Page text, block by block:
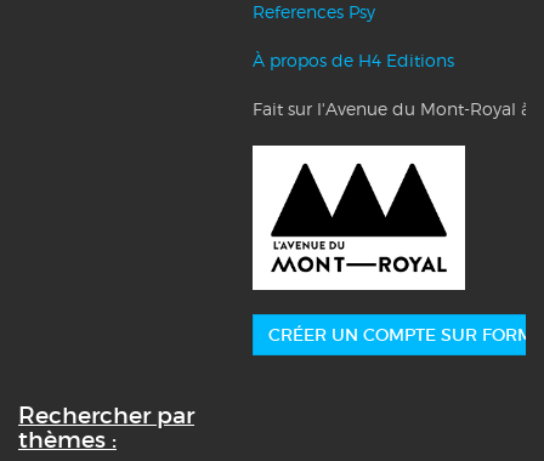
References Psy
À propos de H4 Editions
Fait sur l'Avenue du Mont-Royal à
CRÉER UN COMPTE SUR
Rechercher par
thèmes :